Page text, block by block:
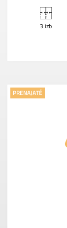
3 izb
PRENAJATÉ